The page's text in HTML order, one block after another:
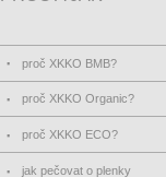
proč XKKO BMB?
proč XKKO Organic?
proč XKKO ECO?
jak pečovat o plenky